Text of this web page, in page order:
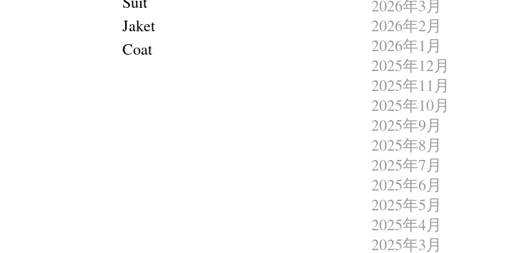
Jaket
Coat
2026年3月
2026年2月
2026年1月
2025年12月
2025年11月
2025年10月
2025年9月
2025年8月
2025年7月
2025年6月
2025年5月
2025年4月
2025年3月